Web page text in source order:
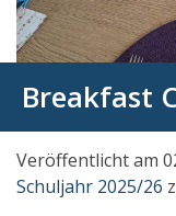
Breakfast
Veröffentlicht am
Schuljahr 2025/26